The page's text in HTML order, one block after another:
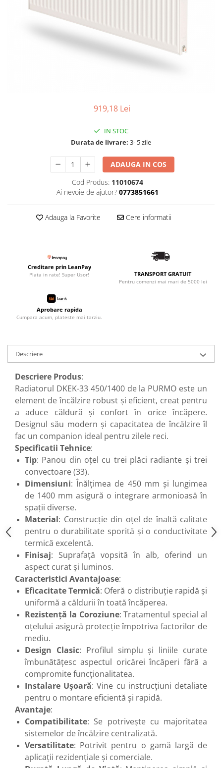
919,18 Lei
IN STOC
Durata de livrare: 3- 5 zile
ADAUGA IN COS
Cod Produs: 11010674
Ai nevoie de ajutor? 0773851661
Adauga la Favorite Cere informatii
Creditare prin LeanPay
Plata in rate! Super Usor! TRANSPORT GRATUIT
Pentru comenzi mai mari de 5000 lei
Aprobare rapida
Cumpara acum, plateste mai tarziu.
Descriere
Descriere Produs:
Radiatorul DKEK-33 450/1400 de la PURMO este un
element de încălzire robust și eficient, creat pentru
a aduce căldură și confort în orice încăpere.
Designul său modern și capacitatea de încălzire îl
fac un companion ideal pentru zilele reci.
Specificatii Tehnice:
Tip: Panou din oțel cu trei plăci radiante și trei
convectoare (33).
Dimensiuni: Înălțimea de 450 mm și lungimea
de 1400 mm asigură o integrare armonioasă în
spații diverse.
Material: Construcție din oțel de înaltă calitate
pentru o durabilitate sporită și o conductivitate
termică excelentă.
Finisaj: Suprafață vopsită în alb, oferind un
aspect curat și luminos.
Caracteristici Avantajoase:
Eficacitate Termică: Oferă o distribuție rapidă și
uniformă a căldurii în toată încăperea.
Rezistență la Coroziune: Tratamentul special al
oțelului asigură protecție împotriva factorilor de
mediu.
Design Clasic: Profilul simplu și liniile curate
îmbunătățesc aspectul oricărei încăperi fără a
compromite funcționalitatea.
Instalare Ușoară: Vine cu instrucțiuni detaliate
pentru o montare eficientă și rapidă.
Avantaje:
Compatibilitate: Se potrivește cu majoritatea
sistemelor de încălzire centralizată.
Versatilitate: Potrivit pentru o gamă largă de
aplicații rezidențiale și comerciale.